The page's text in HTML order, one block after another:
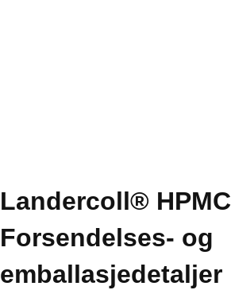
Landercoll® HPMC
Forsendelses- og
emballasjedetaljer